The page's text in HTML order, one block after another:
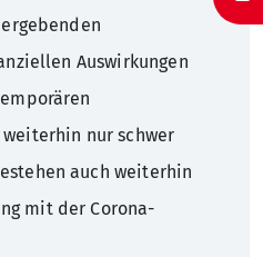
Auswirkungen
nur schwer
auch weiterhin
mit der Corona-